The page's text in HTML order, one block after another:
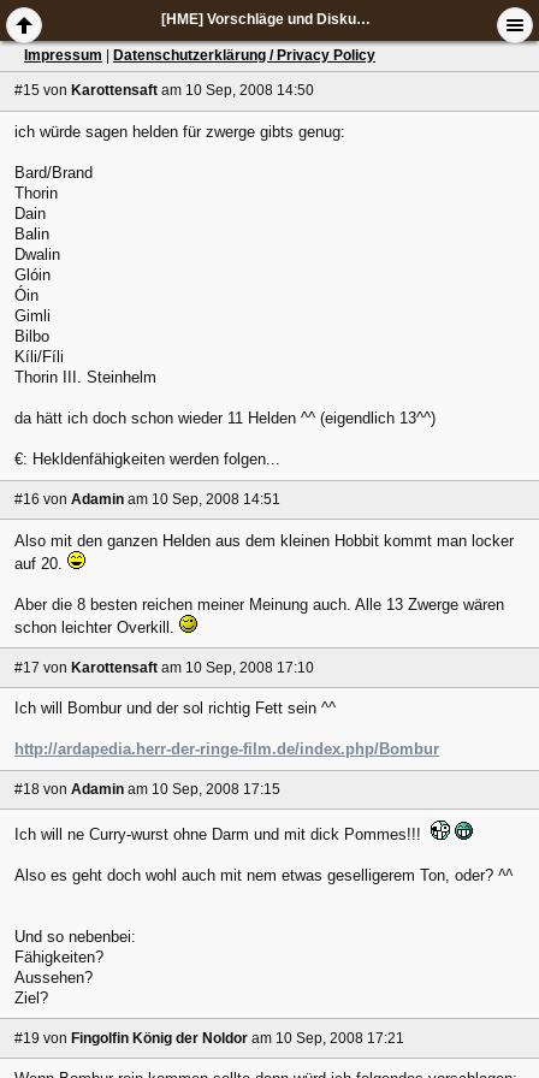
[HME] Vorschläge und Diskussion zur Change List
Impressum Datenschutzerklärung / Privacy Policy
#15 von Karottensaft am 10 Sep, 2008 14:50
ich würde sagen helden für zwerge gibts genug:
Bard/Brand
Thorin
Dain
Balin
Dwalin
Glóin
Óin
Gimli
Bilbo
Kíli/Fíli
Thorin III. Steinhelm
da hätt ich doch schon wieder 11 Helden ^^ (eigendlich 13^^)
€: Hekldenfähigkeiten werden folgen...
#16 von Adamin am 10 Sep, 2008 14:51
Also mit den ganzen Helden aus dem kleinen Hobbit kommt man locker
auf 20.
Aber die 8 besten reichen meiner Meinung auch. Alle 13 Zwerge wären
schon leichter Overkill.
#17 von Karottensaft am 10 Sep, 2008 17:10
Ich will Bombur und der sol richtig Fett sein ^^
http://ardapedia.herr-der-ringe-film.de/index.php/Bombur
#18 von Adamin am 10 Sep, 2008 17:15
Ich will ne Curry-wurst ohne Darm und mit dick Pommes!!!
Also es geht doch wohl auch mit nem etwas geselligerem Ton, oder? ^^
Und so nebenbei:
Fähigkeiten?
Aussehen?
Ziel?
#19 von Fingolfin König der Noldor am 10 Sep, 2008 17:21